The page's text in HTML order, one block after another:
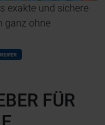
exakte und sichere
ganz ohne
FÜR